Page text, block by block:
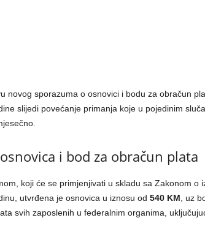
novog sporazuma o osnovici i bodu za obračun
slijedi povećanje primanja koje u pojedinim
i bod za obračun plata
koji će se primjenjivati u skladu sa Zakonom o
utvrđena je osnovica u iznosu od 540 KM , uz
svih zaposlenih u federalnim organima,